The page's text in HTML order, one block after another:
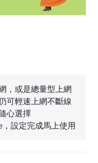
，或是總量型上網
可輕速上網不斷線
心選擇
設定完成馬上使用